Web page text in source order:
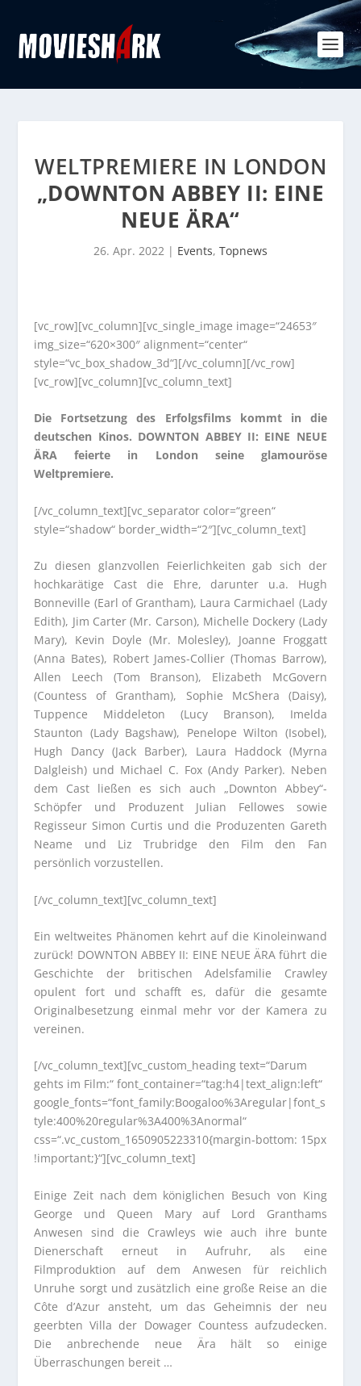
WELTPREMIERE IN LONDON
„DOWNTON ABBEY II: EINE
NEUE ÄRA“
26. Apr. 2022 | Events, Topnews
[vc_row][vc_column][vc_single_image image=“24653″
img_size=“620×300″ alignment=“center“
style=“vc_box_shadow_3d“][/vc_column][/vc_row]
[vc_row][vc_column][vc_column_text]
Die Fortsetzung des Erfolgsfilms kommt in die
deutschen Kinos. DOWNTON ABBEY II: EINE NEUE
ÄRA feierte in London seine glamouröse
Weltpremiere.
[/vc_column_text][vc_separator color=“green“
style=“shadow“ border_width=“2″][vc_column_text]
Zu diesen glanzvollen Feierlichkeiten gab sich der
hochkarätige Cast die Ehre, darunter u.a. Hugh
Bonneville (Earl of Grantham), Laura Carmichael (Lady
Edith), Jim Carter (Mr. Carson), Michelle Dockery (Lady
Mary), Kevin Doyle (Mr. Molesley), Joanne Froggatt
(Anna Bates), Robert James-Collier (Thomas Barrow),
Allen Leech (Tom Branson), Elizabeth McGovern
(Countess of Grantham), Sophie McShera (Daisy),
Tuppence Middeleton (Lucy Branson), Imelda
Staunton (Lady Bagshaw), Penelope Wilton (Isobel),
Hugh Dancy (Jack Barber), Laura Haddock (Myrna
Dalgleish) und Michael C. Fox (Andy Parker). Neben
dem Cast ließen es sich auch „Downton Abbey“-
Schöpfer und Produzent Julian Fellowes sowie
Regisseur Simon Curtis und die Produzenten Gareth
Neame und Liz Trubridge den Film den Fan
persönlich vorzustellen.
[/vc_column_text][vc_column_text]
Ein weltweites Phänomen kehrt auf die Kinoleinwand
zurück! DOWNTON ABBEY II: EINE NEUE ÄRA führt die
Geschichte der britischen Adelsfamilie Crawley
opulent fort und schafft es, dafür die gesamte
Originalbesetzung einmal mehr vor der Kamera zu
vereinen.
[/vc_column_text][vc_custom_heading text=“Darum
gehts im Film:“ font_container=“tag:h4|text_align:left“
google_fonts=“font_family:Boogaloo%3Aregular|font_s
tyle:400%20regular%3A400%3Anormal“
css=“.vc_custom_1650905223310{margin-bottom: 15px
!important;}“][vc_column_text]
Einige Zeit nach dem königlichen Besuch von King
George und Queen Mary auf Lord Granthams
Anwesen sind die Crawleys wie auch ihre bunte
Dienerschaft erneut in Aufruhr, als eine
Filmproduktion auf dem Anwesen für reichlich
Unruhe sorgt und zusätzlich eine große Reise an die
Côte d’Azur ansteht, um das Geheimnis der neu
geerbten Villa der Dowager Countess aufzudecken.
Die anbrechende neue Ära hält so einige
Überraschungen bereit …